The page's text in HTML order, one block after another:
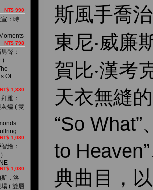
NT$ 990
宣：時
NT$ 798
聲：
)
Of
NT$ 1,380
雅：
燼 ( 雙
NT$ 1,080
繪：
NT$ 1,080
斯．洛
( 雙層
斯風手喬
東尼‧威廉
賀比‧漢考
天衣無縫
“So What”
to
典曲目，